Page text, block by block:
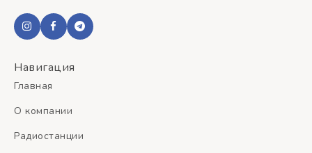
Навигация
Главная
О компании
Радиостанции